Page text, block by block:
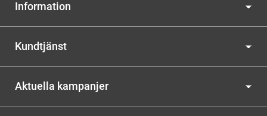
Information
Kundtjänst
Aktuella kampanjer